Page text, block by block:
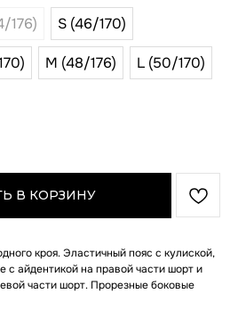
176) S (46/170)
M (48/176) L (50/170)
В КОРЗИНУ
кроя. Эластичный пояс с кулиской,
с айдентикой на правой части шорт и
части шорт. Прорезные боковые